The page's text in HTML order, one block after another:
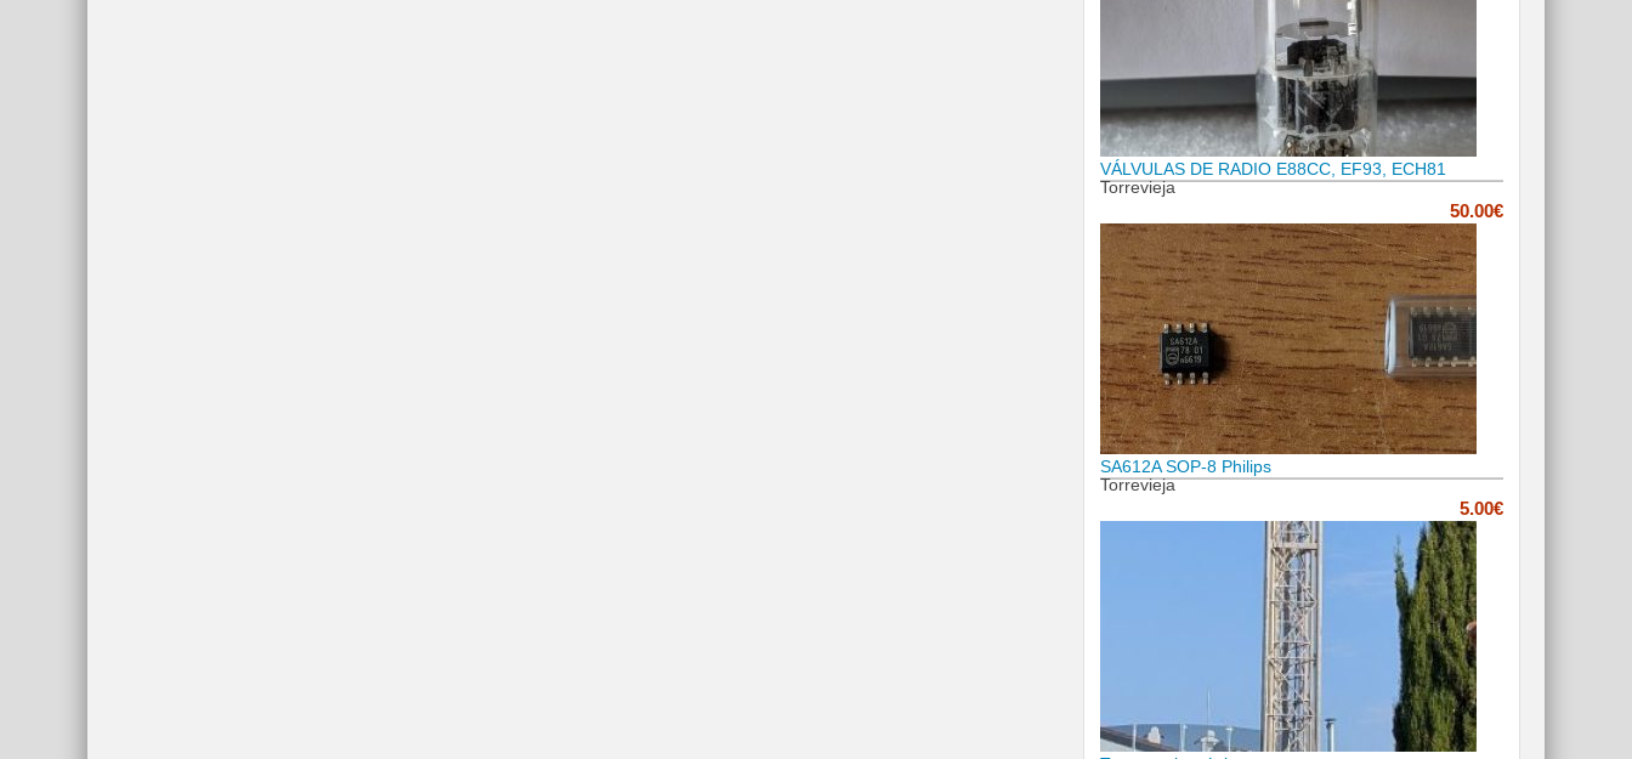
VÁLVULAS DE RADIO E88CC, EF93, ECH81
Torrevieja
50.00€
SA612A SOP-8 Philips
Torrevieja
5.00€